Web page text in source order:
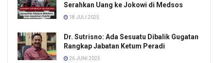
Serahkan Uang ke Jokowi di Medsos
18 JULI 2025
Dr. Sutrisno: Ada Sesuatu Dibalik Gugatan
Rangkap Jabatan Ketum Peradi
26 JUNI 2025